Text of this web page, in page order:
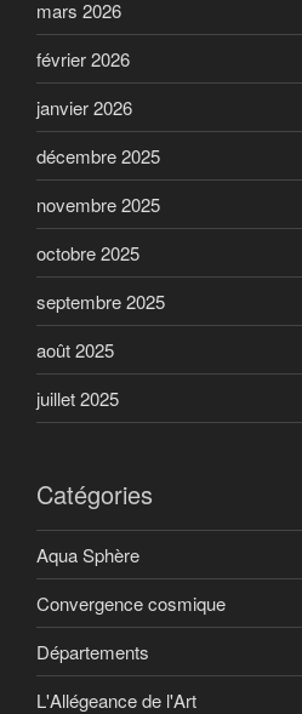
mars 2026
février 2026
janvier 2026
décembre 2025
novembre 2025
octobre 2025
septembre 2025
août 2025
juillet 2025
Catégories
Aqua Sphère
Convergence cosmique
Départements
L'Allégeance de l'Art